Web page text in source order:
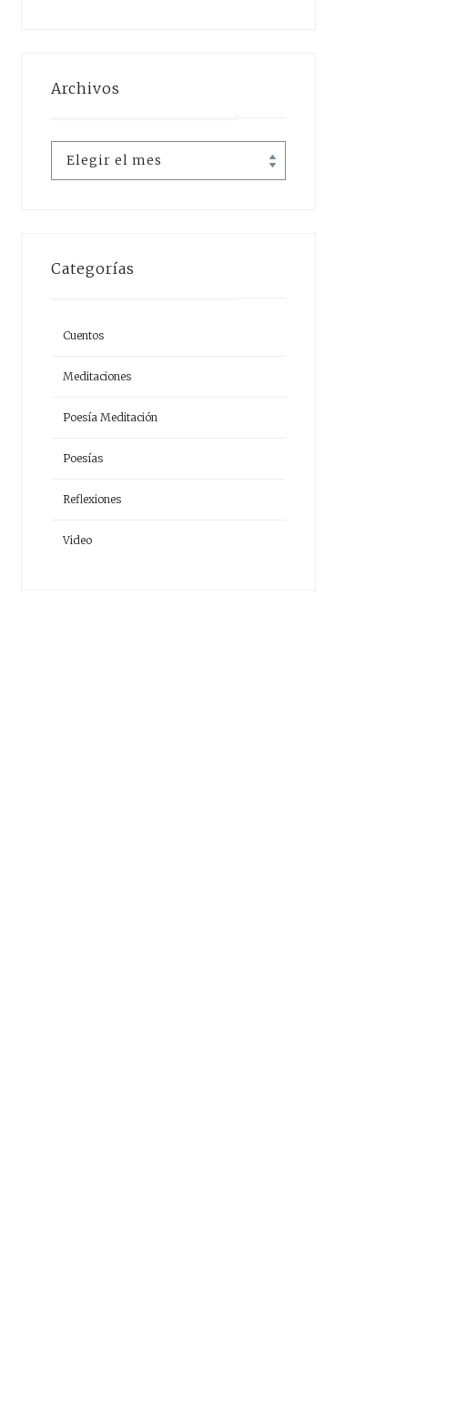
Archivos
Archivos
Categorías
Cuentos
Meditaciones
Poesía Meditación
Poesías
Reflexiones
Video